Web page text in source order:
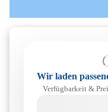
Wir laden
Verfügbarkeit &